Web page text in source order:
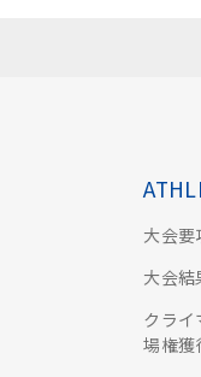
大会要
大会結
クライ
場権獲